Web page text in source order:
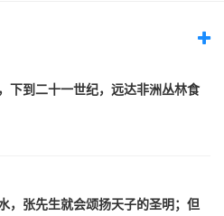
下到二十一世纪，远达非洲丛林食
，张先生就会颂扬天子的圣明；但